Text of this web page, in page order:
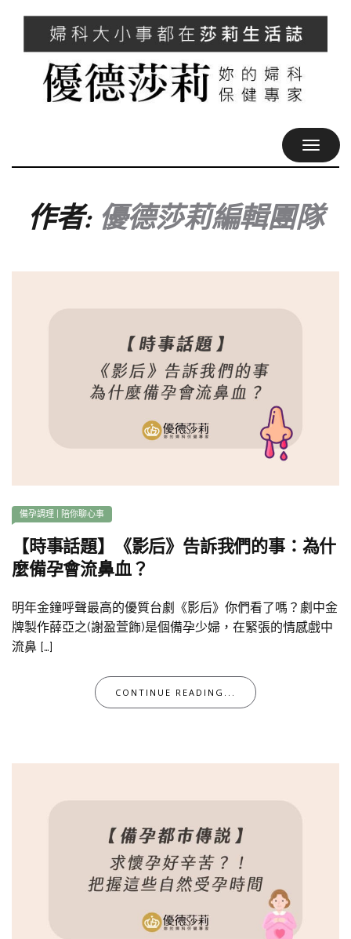
作者:優德莎莉編輯團隊
備孕調理 陪你聊心事
【時事話題】《影后》告訴我們的事：為什
麼備孕會流鼻血？
明年金鐘呼聲最高的優質台劇《影后》你們看了嗎？劇中金
牌製作薛亞之(謝盈萱飾)是個備孕少婦，在緊張的情感戲中
流鼻 […]
CONTINUE READING...